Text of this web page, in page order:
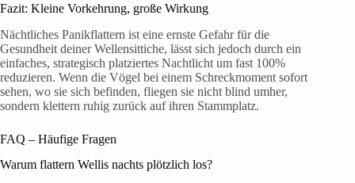
Fazit: Kleine Vorkehrung, große Wirkung
Nächtliches Panikflattern ist eine ernste Gefahr für die
Gesundheit deiner Wellensittiche, lässt sich jedoch durch ein
einfaches, strategisch platziertes Nachtlicht um fast 100%
reduzieren. Wenn die Vögel bei einem Schreckmoment sofort
sehen, wo sie sich befinden, fliegen sie nicht blind umher,
sondern klettern ruhig zurück auf ihren Stammplatz.
FAQ – Häufige Fragen
Warum flattern Wellis nachts plötzlich los?